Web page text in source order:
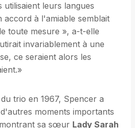
utilisaient leurs langues
accord à l'amiable semblait
toute mesure », a-t-elle
invariablement à une
ce seraient alors les
trio en 1967, Spencer a
moments importants
sa sœur Lady Sarah